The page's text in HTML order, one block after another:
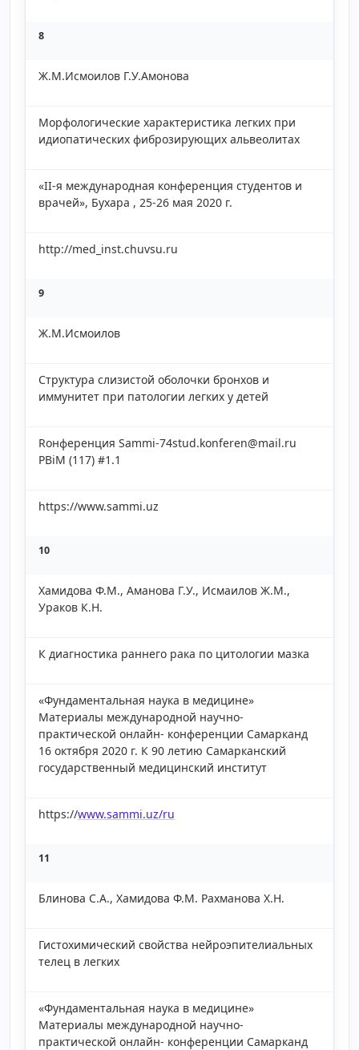
8
Ж.М.Исмоилов Г.У.Амонова
Морфологические характеристика легких при
идиопатических фиброзирующих альвеолитах
«II-я международная конференция студентов и
врачей», Бухара , 25-26 мая 2020 г.
http://med_inst.chuvsu.ru
9
Ж.М.Исмоилов
Структура слизистой оболочки бронхов и
иммунитет при патологии легких у детей
Rонференция Sammi-74stud.konferen@mail.ru
PBiM (117) #1.1
https://www.sammi.uz
10
Хамидова Ф.М., Аманова Г.У., Исмаилов Ж.М.,
Ураков К.Н.
К диагностика раннего рака по цитологии мазка
«Фундаментальная наука в медицине»
Материалы международной научно-
практической онлайн- конференции Самарканд
16 октября 2020 г. К 90 летию Самарканский
государственный медицинский институт
https://www.sammi.uz/ru
11
Блинова С.А., Хамидова Ф.М. Рахманова Х.Н.
Гистохимический свойства нейроэпителиальных
телец в легких
«Фундаментальная наука в медицине»
Материалы международной научно-
практической онлайн- конференции Самарканд